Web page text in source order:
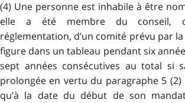
(4) Une personne est inhabile à être
elle a été membre du conseil,
réglementation, d’un comité prévu par
figure dans un tableau pendant six
sept années consécutives au total si
prolongée en vertu du paragraphe 5 (2)
qu’à la date du début de son